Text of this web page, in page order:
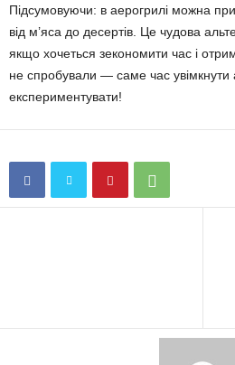
Підсумовуючи: в аерогрилі можна
від м’яса до десертів. Це чудова
якщо хочеться зекономити час і
не спробували — саме час увімкнути
експериментувати!